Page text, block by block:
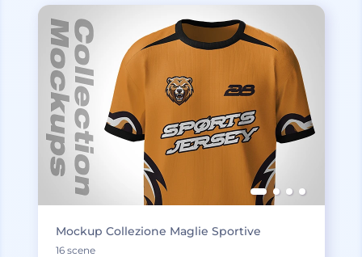
Mockup Collezione Maglie Sportive
16 scene